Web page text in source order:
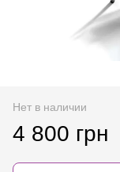
Нет в наличии
4 800 грн